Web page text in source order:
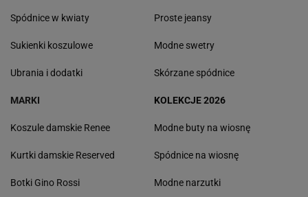
Spódnice w kwiaty
Sukienki koszulowe
Ubrania i dodatki
Proste jeansy
Modne swetry
Skórzane spódnice
MARKI
Koszule damskie Renee
Kurtki damskie Reserved
Botki Gino Rossi
KOLEKCJE 2026
Modne buty na wiosnę
Spódnice na wiosnę
Modne narzutki